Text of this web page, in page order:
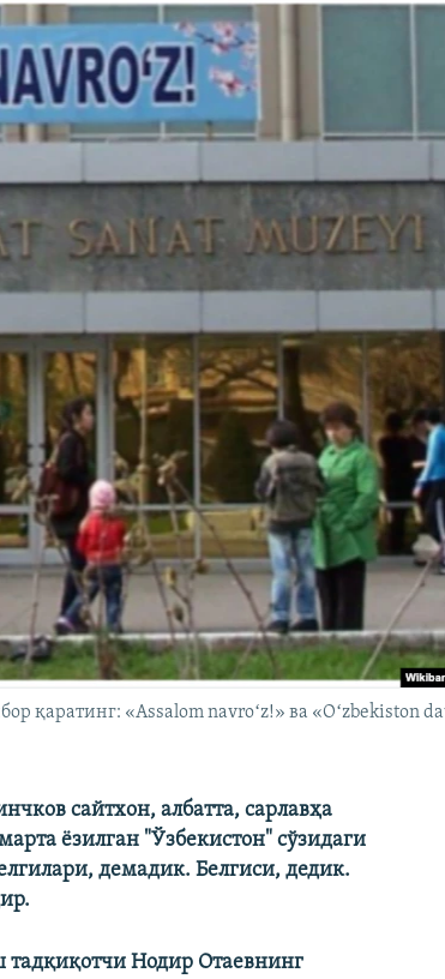
қаратинг: «Assalom navroʻz!» ва «Oʻzbekiston
сайтхон, албатта, сарлавҳа
ёзилган "Ўзбекистон" сўзидаги
демадик. Белгиси, дедик.
Нодир Отаевнинг